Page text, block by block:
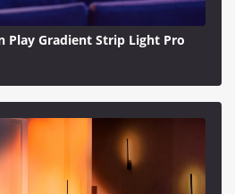
Play Gradient Strip Light Pro